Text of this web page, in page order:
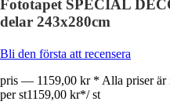
Fototapet SPECIAL
delar 243x280cm
Bli den första att recensera
pris — 1159,00 kr * Alla priser är
per st1159,00 kr*/ st